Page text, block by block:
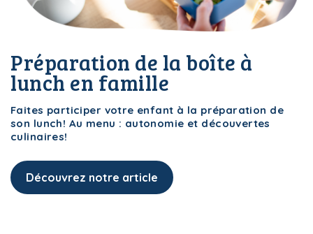
Le
Le
Préparation de la boîte à
lunch en famille
Faites participer votre enfant à la préparation de
son lunch! Au menu : autonomie et découvertes
culinaires!
Découvrez notre article